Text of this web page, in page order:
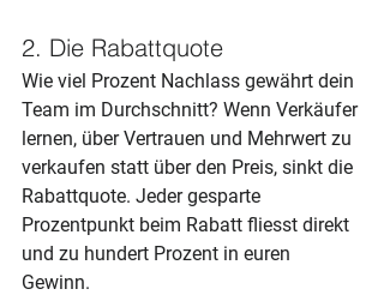
2. Die Rabattquote
Wie viel Prozent Nachlass gewährt dein
Team im Durchschnitt? Wenn Verkäufer
lernen, über Vertrauen und Mehrwert zu
verkaufen statt über den Preis, sinkt die
Rabattquote. Jeder gesparte
Prozentpunkt beim Rabatt fliesst direkt
und zu hundert Prozent in euren
Gewinn.